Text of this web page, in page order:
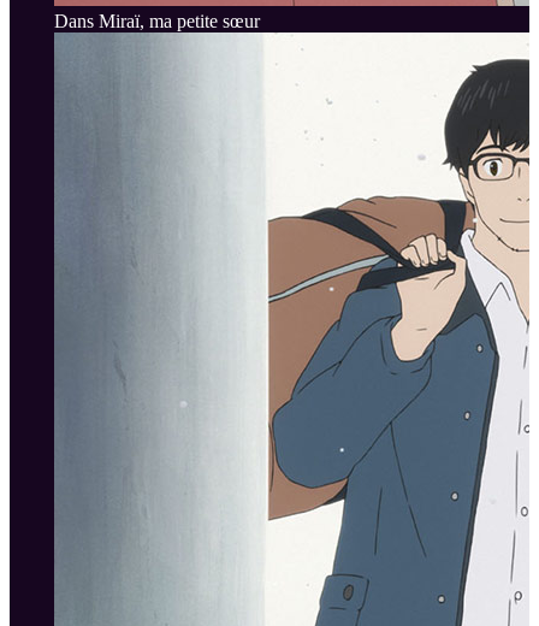
Dans Miraï, ma petite sœur